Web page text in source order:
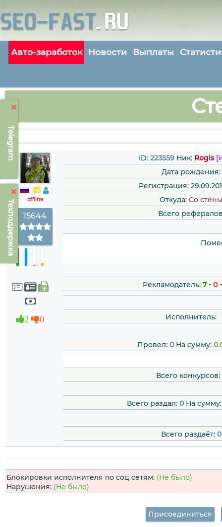
Telegram
Техподдержка
Авто-заработок Новости Выплаты
offline
15644
2 0
ID: 223559Ник: Rogis
Дата рождения:
Регистрация:
Откуда: Сo стены
Всего
Рекламодатель: 7-0
Исполнитель:
Провёл: 0На сумму:
Всего конкурсов:
Всего раздал: 0На
Всего раздаёт: 0
Блокировки исполнителя по соц сетям: (Не было)
Нарушения: (Не было)
Присоединиться